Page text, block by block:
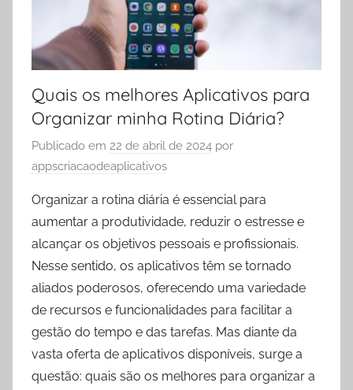
Quais os melhores Aplicativos para
Organizar minha Rotina Diária?
Publicado em 22 de abril de 2024 por
appscriacaodeaplicativos
Organizar a rotina diária é essencial para
aumentar a produtividade, reduzir o estresse e
alcançar os objetivos pessoais e profissionais.
Nesse sentido, os aplicativos têm se tornado
aliados poderosos, oferecendo uma variedade
de recursos e funcionalidades para facilitar a
gestão do tempo e das tarefas. Mas diante da
vasta oferta de aplicativos disponíveis, surge a
questão: quais são os melhores para organizar a